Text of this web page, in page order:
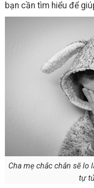
bạn cần tìm hiểu để
Cha mẹ chắc chắn sẽ lo
tự